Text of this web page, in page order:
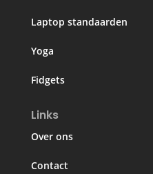
Laptop standaarden
Yoga
Fidgets
Links
Over ons
Contact